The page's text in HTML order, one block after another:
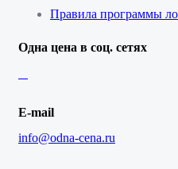
Правила программы
Одна цена в соц. сетях
E-mail
info@odna-cena.ru